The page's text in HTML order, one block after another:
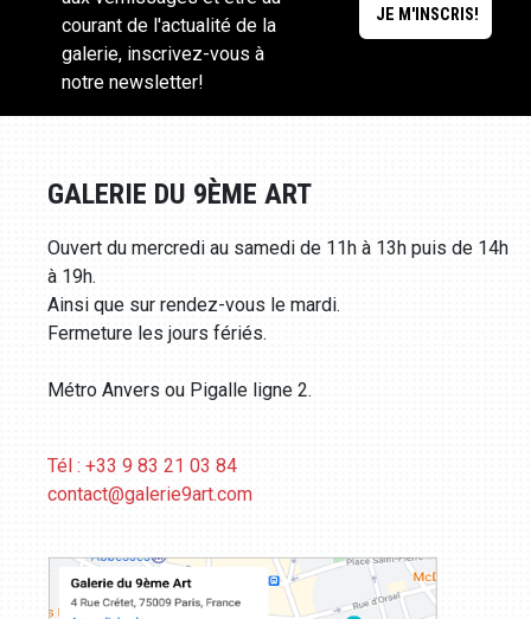
courant de l'actualité de la
galerie, inscrivez-vous à
notre newsletter!
GALERIE DU 9ÈME ART
Ouvert du mercredi au samedi de 11h à 13h puis de 14h
à 19h.
Ainsi que sur rendez-vous le mardi.
Fermeture les jours fériés.
Métro Anvers ou Pigalle ligne 2.
Tél : +33 9 83 21 03 84
contact@galerie9art.com